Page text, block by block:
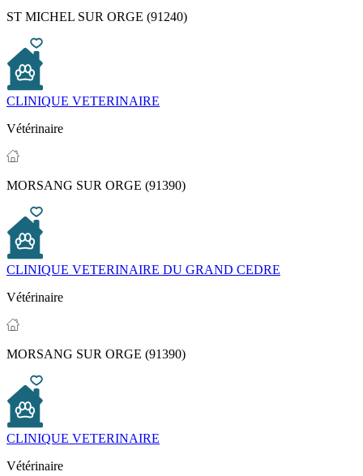
ST MICHEL SUR ORGE (91240)
CLINIQUE VETERINAIRE
Vétérinaire
MORSANG SUR ORGE (91390)
CLINIQUE VETERINAIRE DU GRAND CEDRE
Vétérinaire
MORSANG SUR ORGE (91390)
CLINIQUE VETERINAIRE
Vétérinaire